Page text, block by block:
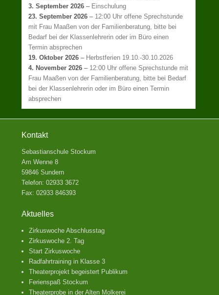
3. September 2026 – Einschulung
23. September 2026 – 12:00 Uhr offene Sprechstunde
mit Frau Maaßen von der Familienberatung, bitte bei
Bedarf bei der Klassenlehrerin oder im Büro einen
Termin absprechen
19. Oktober 2026 – Herbstferien 19.10.-30.10.2026
4. November 2026 – 12:00 Uhr offene Sprechstunde mit
Frau Maaßen von der Familienberatung, bitte bei Bedarf
bei der Klassenlehrerin oder im Büro einen Termin
absprechen
Kontakt
Sebastianschule Stockum
Am Wenne 8
59846 Sundern
Telefon: 02933 3672
Fax: 02933 846393
Aktuelles
Zirkuswoche Abschlusstag
Zirkuswoche 2. Tag
Start Zirkuswoche
Radfahrtraining in Klasse 3
Theaterprojekt begeistert Publikum
Ferienspaß Stockum
Theaterprobe in der Alten Molkerei